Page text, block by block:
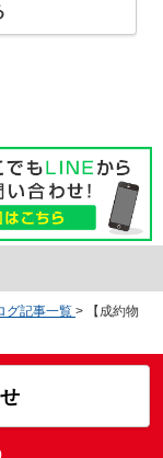
グ記事一覧 >
【成約物